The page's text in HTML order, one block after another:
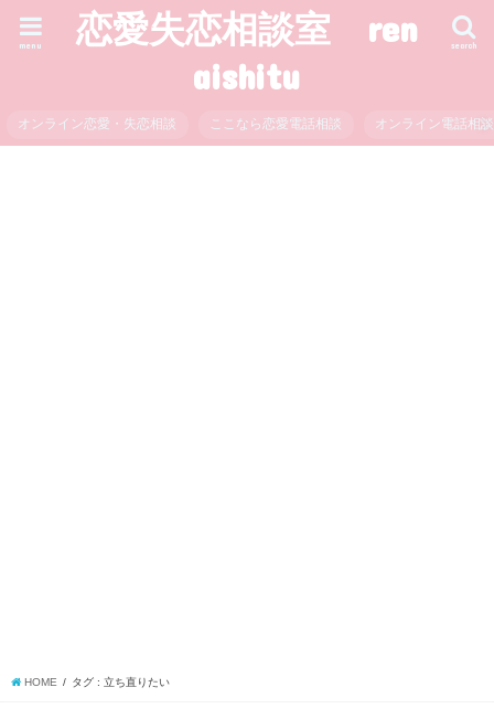
恋愛失恋相談室 ren
aishitu
search
menu
オンライン恋愛・失恋相談 ここなら恋愛電話相談 オンライン電話相
HOME タグ : 立ち直りたい